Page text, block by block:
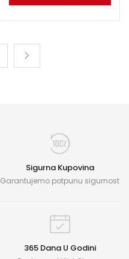
Sigurna Kupovina
Garantujemo potpunu sigurnost
365 Dana U Godini